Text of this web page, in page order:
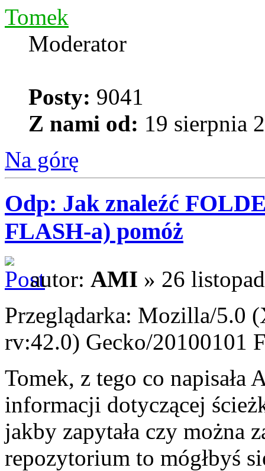
Tomek
Moderator
Posty: 9041
Z nami od: 19 sierpnia
Na górę
Odp: Jak znaleźć
FLASH-a) pomóż
autor: AMI » 26
Przeglądarka: Mozilla/5.0
rv:42.0) Gecko/20100101
Tomek, z tego co napisała
informacji dotyczącej
jakby zapytała czy można
repozytorium to mógłbyś